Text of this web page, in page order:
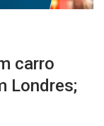
carro
Londres;